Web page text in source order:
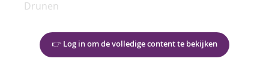
Drunen
👉 Log in om de volledige content te bekijken